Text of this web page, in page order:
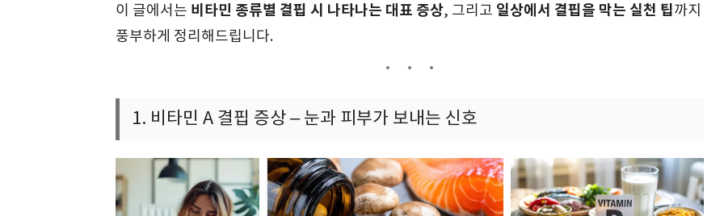
이 글에서는 비타민 종류별 결핍 시 나타나는 대표 증상, 그리고 일상에서 결핍을 막는 실천 팁까지
풍부하게 정리해드립니다.
1. 비타민 A 결핍 증상 – 눈과 피부가 보내는 신호